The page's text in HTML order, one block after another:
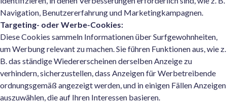
Navigation, Benutzererfahrung und Marketingkampagnen.
Targeting- oder Werbe-Cookies:
Diese Cookies sammeln Informationen über Surfgewohnheiten,
um Werbung relevant zu machen. Sie führen Funktionen aus, wie z.
B. das ständige Wiedererscheinen derselben Anzeige zu
verhindern, sicherzustellen, dass Anzeigen für Werbetreibende
ordnungsgemäß angezeigt werden, und in einigen Fällen Anzeigen
auszuwählen, die auf Ihren Interessen basieren.